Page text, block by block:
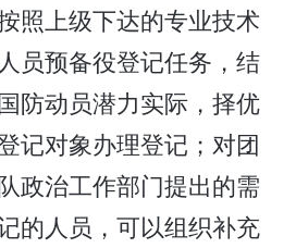
照上级下达的专业技术
员预备役登记任务，结
防动员潜力实际，择优
记对象办理登记；对团
政治工作部门提出的需
的人员，可以组织补充